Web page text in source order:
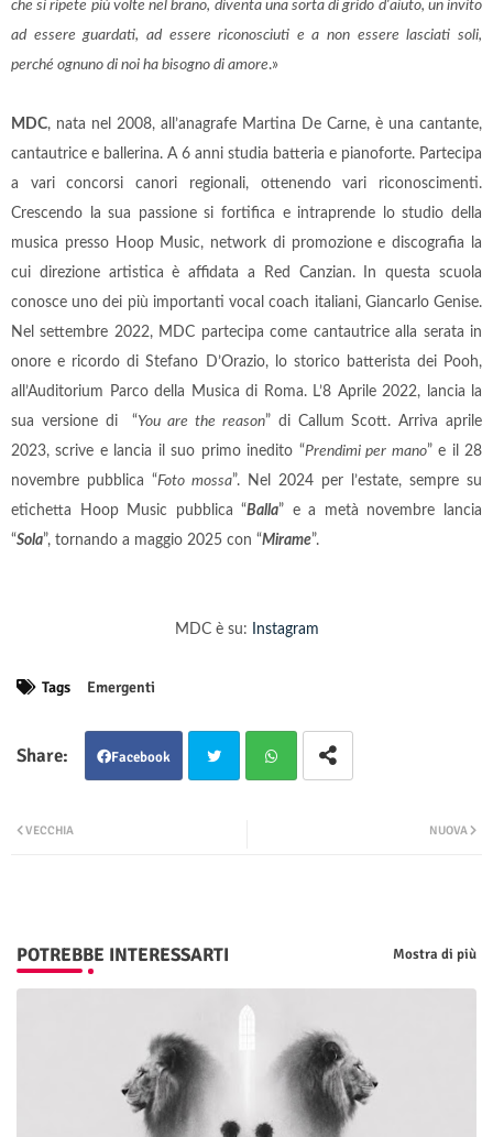
che si ripete più volte nel brano, diventa una sorta di grido d'aiuto, un invito
ad essere guardati, ad essere riconosciuti e a non essere lasciati soli,
perché ognuno di noi ha bisogno di amore.»
MDC, nata nel 2008, all’anagrafe Martina De Carne, è una cantante,
cantautrice e ballerina. A 6 anni studia batteria e pianoforte. Partecipa
a vari concorsi canori regionali, ottenendo vari riconoscimenti.
Crescendo la sua passione si fortifica e intraprende lo studio della
musica presso Hoop Music, network di promozione e discografia la
cui direzione artistica è affidata a Red Canzian. In questa scuola
conosce uno dei più importanti vocal coach italiani, Giancarlo Genise.
Nel settembre 2022, MDC partecipa come cantautrice alla serata in
onore e ricordo di Stefano D’Orazio, lo storico batterista dei Pooh,
all’Auditorium Parco della Musica di Roma. L’8 Aprile 2022, lancia la
sua versione di “You are the reason” di Callum Scott. Arriva aprile
2023, scrive e lancia il suo primo inedito “Prendimi per mano” e il 28
novembre pubblica “Foto mossa”. Nel 2024 per l’estate, sempre su
etichetta Hoop Music pubblica “Balla” e a metà novembre lancia
“Sola”, tornando a maggio 2025 con “Mirame”.
MDC è su: Instagram
Tags Emergenti
Facebook
NUOVA
VECCHIA
POTREBBE INTERESSARTI Mostra di più